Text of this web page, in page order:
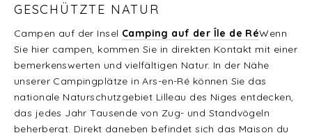
GESCHÜTZTE NATUR
Campen auf der Insel Camping auf der Île de RéWenn
Sie hier campen, kommen Sie in direkten Kontakt mit einer
bemerkenswerten und vielfältigen Natur. In der Nähe
unserer Campingplätze in Ars-en-Ré können Sie das
nationale Naturschutzgebiet Lilleau des Niges entdecken,
das jedes Jahr Tausende von Zug- und Standvögeln
beherbergt. Direkt daneben befindet sich das Maison du